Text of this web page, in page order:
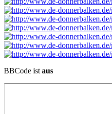
BBCode ist aus